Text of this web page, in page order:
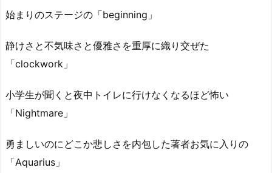
始まりのステージの「beginning」
静けさと不気味さと優雅さを重厚に織り交ぜた
「clockwork」
小学生が聞くと夜中トイレに行けなくなるほど怖い
「Nightmare」
勇ましいのにどこか悲しさを内包した著者お気に入りの
「Aquarius」